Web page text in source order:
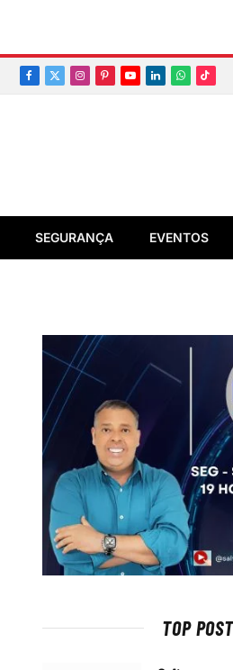
Facebook
X
Instagram
PinterestYouTubeLinkedInWhatsapp
SEGURANÇA EVENTOS
TOP